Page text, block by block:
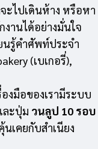
ะไปเดินห้าง หรือหา
งานได้อย่างมั่นใจ
นรู้คำศัพท์ประจำ
(เบเกอรี่),
องมือของเรามีระบบ
ละปุ่ม วนลูป 10 รอบ
เคยกับสำเนียง